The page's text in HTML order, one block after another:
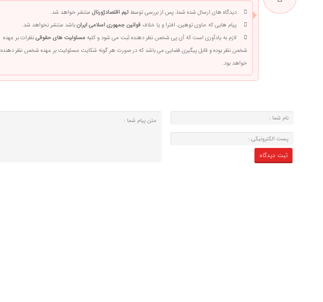
دیدگاه های ارسال شده شما، پس از بررسی توسط تیم اقتصادژورنال منتشر خواهد شد.
پیام هایی که حاوی توهین، افترا و یا خلاف قوانین جمهوری اسلامی ایرانباشد منتشر نخواهد شد.
لازم به یادآوری است که آی پی شخص نظر دهنده ثبت می شود و کلیه مسئولیت های حقوقینظرات بر عهده
شخص نظر بوده و قابل پیگیری قضایی می باشد که در صورت هر گونه شکایت مسئولیت بر عهده شخص نظر دهنده
خواهد بود.